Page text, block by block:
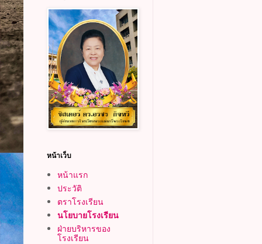
หน้าเว็บ
หน้าแรก
ประวัติ
ตราโรงเรียน
นโยบายโรงเรียน
ฝ่ายบริหารของ
โรงเรียน